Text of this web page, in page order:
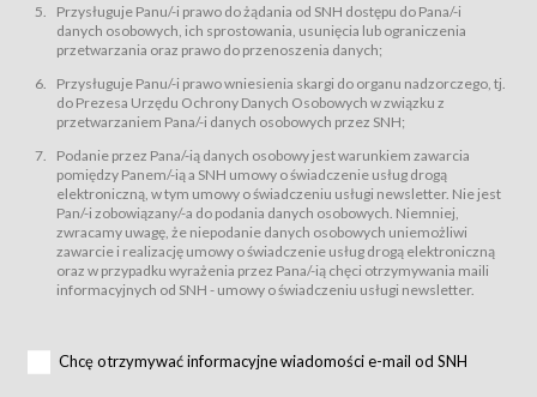
usługę zawierania na odległość umów nabycia Karnetów i Biletów,
usługę zawierania na odległość umów sprzedaży w Sklepie.
dnia 18 lipca 2002 r. o świadczeniu usług drogą elektroniczną (Dz.U. z 2002
r., Nr 144, poz. 1204, z późń. zm.). Usługi świadczone są nieodpłatnie.
Na zasadach określonych w Regulaminie dostęp do Serwisu jest otwarty dla
Usługobiorca przed rozpoczęciem korzystania z Serwisu jest zobowiązany
zapoznać się z Regulaminem. Założenie konta w Serwisie oraz zamówienie
usługi newsletter za pośrednictwem przeznaczonego do tego formularza
zamieszczonego na stronach Serwisu dostępnych dla wszystkich
Usługobiorców wymaga akceptacji postanowień Regulaminu.
Usługobiorca zobowiązany jest do przestrzegania postanowień Regulaminu
od chwili rozpoczęcia korzystania z Serwisu.
Regulamin jest udostępniony Usługobiorcom nieodpłatnie za
Warunki techniczne korzystania z Usług
Przysługuje Panu/-i prawo do żądania od SNH dostępu do Pana/-i
danych osobowych, ich sprostowania, usunięcia lub ograniczenia
przetwarzania oraz prawo do przenoszenia danych;
Przysługuje Panu/-i prawo wniesienia skargi do organu nadzorczego, tj.
do Prezesa Urzędu Ochrony Danych Osobowych w związku z
przetwarzaniem Pana/-i danych osobowych przez SNH;
Podanie przez Pana/-ią danych osobowy jest warunkiem zawarcia
pomiędzy Panem/-ią a SNH umowy o świadczenie usług drogą
elektroniczną, w tym umowy o świadczeniu usługi newsletter. Nie jest
Pan/-i zobowiązany/-a do podania danych osobowych. Niemniej,
zwracamy uwagę, że niepodanie danych osobowych uniemożliwi
zawarcie i realizację umowy o świadczenie usług drogą elektroniczną
oraz w przypadku wyrażenia przez Pana/-ią chęci otrzymywania maili
informacyjnych od SNH - umowy o świadczeniu usługi newsletter.
Chcę otrzymywać informacyjne wiadomości e-mail od SNH